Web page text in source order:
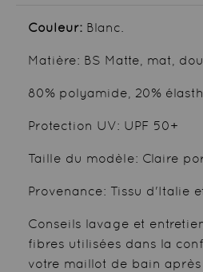
Couleur: Blanc.
Matière: BS Matte, mat,
80% polyamide, 20%
Protection UV: UPF 50+
Taille du modèle: Claire
Provenance: Tissu d'Italie
Conseils lavage et
fibres utilisées dans la
votre maillot de bain